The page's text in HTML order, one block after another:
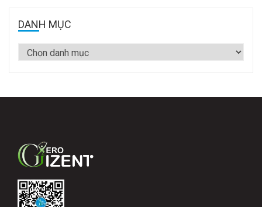
DANH MỤC